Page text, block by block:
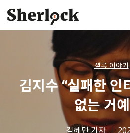
content
셜
셜록 이야기
김지수 “실패한 인
없는 거
김혜민 기자